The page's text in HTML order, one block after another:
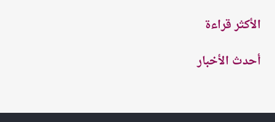
الأكثر قراءة
أحدث الأخبار